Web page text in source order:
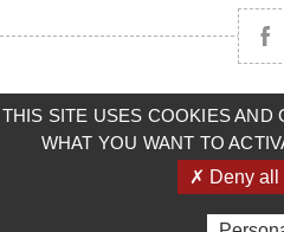
Copyright © 2026 CLAAS
Powered by
THIS SITE USES COOKIES AND
WHAT YOU WANT TO
✗ Deny all